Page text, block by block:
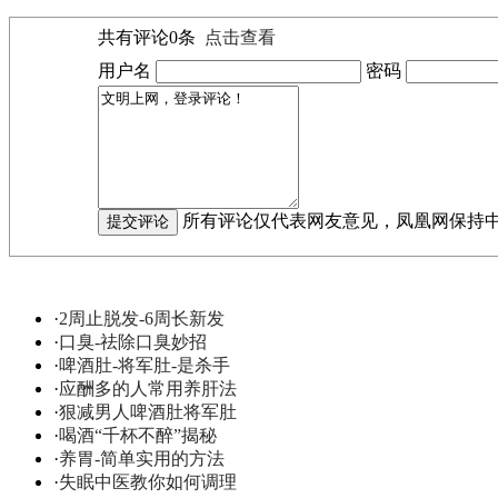
共有评论0条
点击查看
用户名
密码
所有评论仅代表网友意见，凤凰网保持中
·2周止脱发-6周长新发
·口臭-祛除口臭妙招
·啤酒肚-将军肚-是杀手
·应酬多的人常用养肝法
·狠减男人啤酒肚将军肚
·喝酒“千杯不醉”揭秘
·养胃-简单实用的方法
·失眠中医教你如何调理